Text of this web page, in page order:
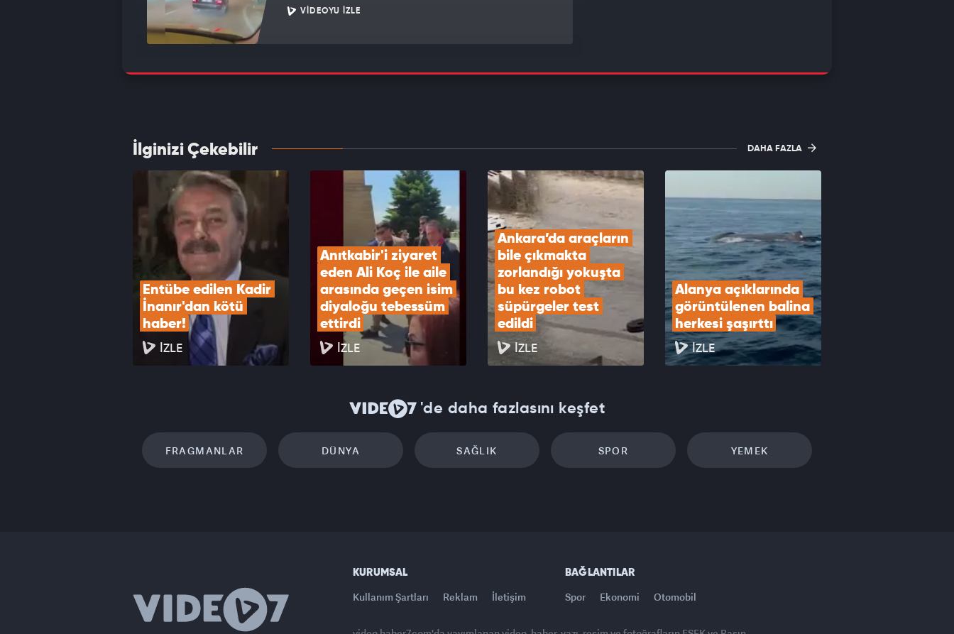
VIDEOYU İZLE
Tam bir çay tiryakisi! İnce belli bardaktan içti...
Gülümseten anlar kamerada
İlginizi Çekebilir DAHA FAZLA
Entübe edilen Kadir
İnanır'dan kötü
haber!
İZLE
Anıtkabir'i ziyaret
eden Ali Koç ile aile
arasında geçen isim
diyaloğu tebessüm
ettirdi
İZLE
Ankara’da araçların
bile çıkmakta
zorlandığı yokuşta
bu kez robot
süpürgeler test
edildi
İZLE
Alanya açıklarında
görüntülenen balina
herkesi şaşırttı
İZLE
'de daha fazlasını keşfet
FRAGMANLAR DÜNYA SAĞLIK SPOR YEMEK
KURUMSAL
Kullanım Şartları Reklam İletişim
BAĞLANTILAR
Spor Ekonomi Otomobil